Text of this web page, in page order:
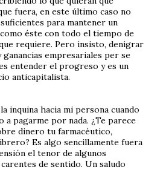
fuera, en este último caso no
para mantener un
éste con todo el tiempo de
requiere. Pero insisto, denigrar
ganancias empresariales per se
entender el progreso y es un
anticapitalista.
inquina hacia mi persona cuando
a pagarme por nada. ¿Te parece
dinero tu farmacéutico,
Es algo sencillamente fuera
el tenor de algunos
de sentido. Un saludo